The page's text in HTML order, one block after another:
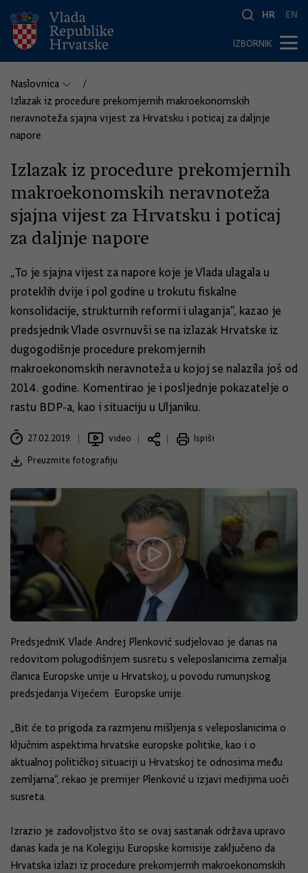
HR EN
IZBORNIK
Naslovnica
Izlazak iz procedure prekomjernih makroekonomskih
neravnoteža sjajna vijest za Hrvatsku i poticaj za daljnje
napore
Izlazak iz procedure prekomjernih
makroekonomskih neravnoteža
sjajna vijest za Hrvatsku i poticaj
za daljnje napore
„To je sjajna vijest za napore koje je Vlada ulagala u
proteklih dvije i pol godine u trokutu fiskalne
konsolidacije, strukturnih reformi i ulaganja“, kazao je
predsjednik Vlade osvrnuvši se na izlazak Hrvatske iz
dugogodišnje procedure prekomjernih
makroekonomskih neravnoteža u kojoj se nalazila još od
2014. godine. Komentirao je i posljednje pokazatelje o
rastu BDP-a, kao i situaciju u Uljaniku.
27.02.2019. video
Ispiši
Preuzmite fotografiju
PredsjedniK Vlade Andrej Plenković sudjelovao je danas na
redovitom polugodišnjem susretu s veleposlanicima zemalja
članica Europske unije u Hrvatskoj, u povodu rumunjskog
predsjedanja Vijećem Europske unije.
„Bit će to prigoda za razmjenu mišljenja s veleposlanicima o
ključnim aspektima hrvatske europske politike, kao i o
aktualnoj političkoj situaciji u Hrvatskoj te odnosima među
zemljama“, rekao je premijer Plenković u izjavi medijima uoči
susreta.
Izrazio je zadovoljstvo što se ovaj sastanak održava upravo
danas kada je na Kolegiju Europske komisije zaključeno da
Hrvatska izlazi iz procedure prekomjernih makroekonomskih